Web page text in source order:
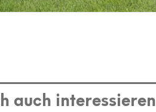
auch interessieren